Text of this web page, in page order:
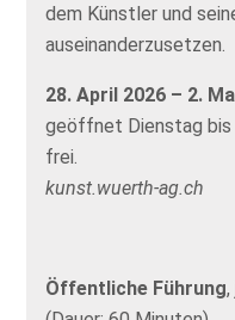
dem Künstler und
auseinanderzusetzen.
28. April 2026 – 2.
geöffnet Dienstag bis
frei.
kunst.wuerth-ag.ch
Öffentliche Führung